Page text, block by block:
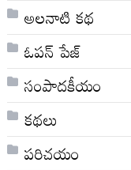
అల‌నాటి క‌థ‌
ఓపన్ పేజ్
సంపాదకీయం
కథలు
పరిచయం